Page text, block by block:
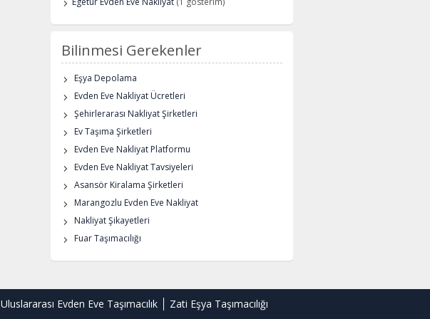
Bilinmesi Gerekenler
Eşya Depolama
Evden Eve Nakliyat Ücretleri
Şehirlerarası Nakliyat Şirketleri
Ev Taşıma Şirketleri
Evden Eve Nakliyat Platformu
Evden Eve Nakliyat Tavsiyeleri
Asansör Kiralama Şirketleri
Marangozlu Evden Eve Nakliyat
Nakliyat Şikayetleri
Fuar Taşımacılığı
Uluslararası Evden Eve Taşımacılık Zati Eşya Taşımacılığı